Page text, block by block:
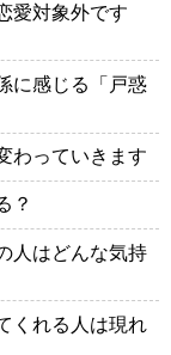
愛対象外です
に感じる「戸惑
わっていきます
？
人はどんな気持
くれる人は現れ